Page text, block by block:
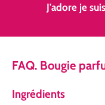
J'adore je
FAQ. Bougie
Ingrédients